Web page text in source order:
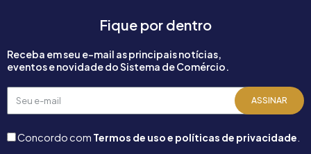
Fique por dentro
Receba em seu e-mail as principais notícias,
eventos e novidade do Sistema de Comércio.
Seu
e-
ASSINAR
Concordo com Termos de uso e políticas de privacidade